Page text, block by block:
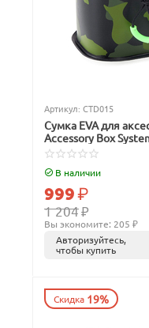
Артикул: CTD015
Сумка EVA для
Accessory Box
В наличии
1 204₽
999₽
Вы экономите: 205 ₽
Авторизуйтесь,
чтобы купить
Скидка 19%